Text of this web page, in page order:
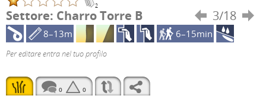
2
Settore: Charro Torre B  3/18 
8–13m
6–15min
Per editare entra nel tuo profilo
0 0